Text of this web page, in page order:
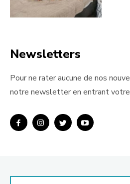
Newsletters
Pour ne rater aucune de nos
notre newsletter en entrant